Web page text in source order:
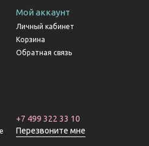
Мой аккаунт
Личный кабинет
Корзина
Обратная связь
+7 499 322 33 10
Перезвоните мне